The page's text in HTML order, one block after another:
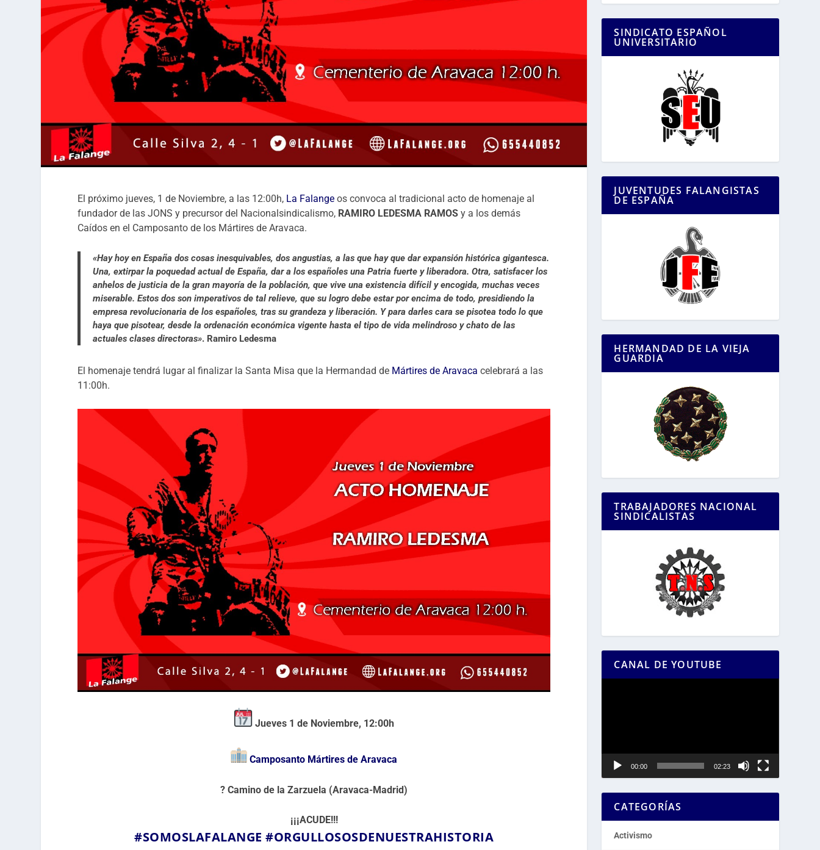
El próximo jueves, 1 de Noviembre, a las 12:00h, La Falange os convoca al tradicional acto de homenaje al
fundador de las JONS y precursor del Nacionalsindicalismo, RAMIRO LEDESMA RAMOS y a los demás
Caídos en el Camposanto de los Mártires de Aravaca.
«Hay hoy en España dos cosas inesquivables, dos angustias, a las que hay que dar expansión histórica gigantesca.
Una, extirpar la poquedad actual de España, dar a los españoles una Patria fuerte y liberadora. Otra, satisfacer los
anhelos de justicia de la gran mayoría de la población, que vive una existencia difícil y encogida, muchas veces
miserable. Estos dos son imperativos de tal relieve, que su logro debe estar por encima de todo, presidiendo la
empresa revolucionaria de los españoles, tras su grandeza y liberación. Y para darles cara se pisotea todo lo que
haya que pisotear, desde la ordenación económica vigente hasta el tipo de vida melindroso y chato de las
actuales clases directoras». Ramiro Ledesma
El homenaje tendrá lugar al finalizar la Santa Misa que la Hermandad de Mártires de Aravaca celebrará a las
11:00h.
Jueves 1 de Noviembre, 12:00h
Camposanto Mártires de Aravaca
? Camino de la Zarzuela (Aravaca-Madrid)
¡¡¡ACUDE!!!
#SOMOSLAFALANGE #ORGULLOSOSDENUESTRAHISTORIA
SINDICATO ESPAÑOL
UNIVERSITARIO
JUVENTUDES FALANGISTAS
DE ESPAÑA
HERMANDAD DE LA VIEJA
GUARDIA
TRABAJADORES NACIONAL
SINDICALISTAS
CANAL DE YOUTUBE
00:00 02:23
CATEGORÍAS
Activismo